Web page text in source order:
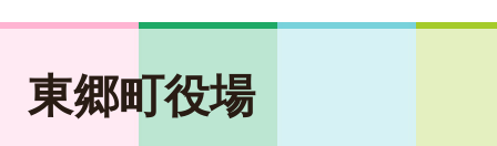
東郷町役場